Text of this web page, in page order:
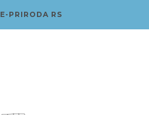
E-PRIRODA RS